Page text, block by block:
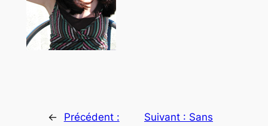
←
Précédent :
Suivant : Sans